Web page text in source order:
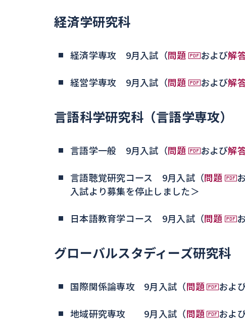
経済学研究科
経済学専攻 9月入試（問題 および解
経営学専攻 9月入試（問題 および解
言語科学研究科（言語学専攻）
言語学一般 9月入試（問題 および解
言語聴覚研究コース 9月入試（問題
入試より募集を停止しました＞
日本語教育学コース 9月入試（問題
グローバルスタディーズ研究科
国際関係論専攻 9月入試（問題 およ
地域研究専攻 9月入試（問題 およ